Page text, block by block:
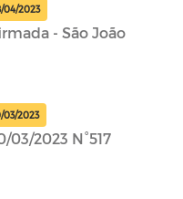
04/2023
- São João
03/2023
03/2023 N°517